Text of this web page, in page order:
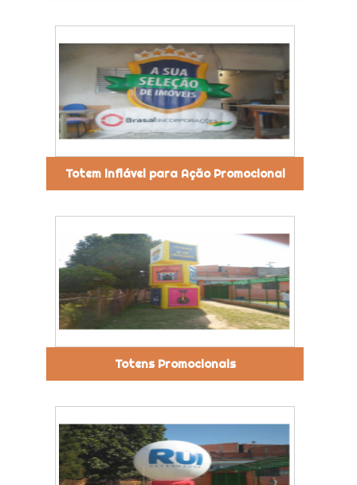
Totem inflável para Ação Promocional
Totens Promocionais